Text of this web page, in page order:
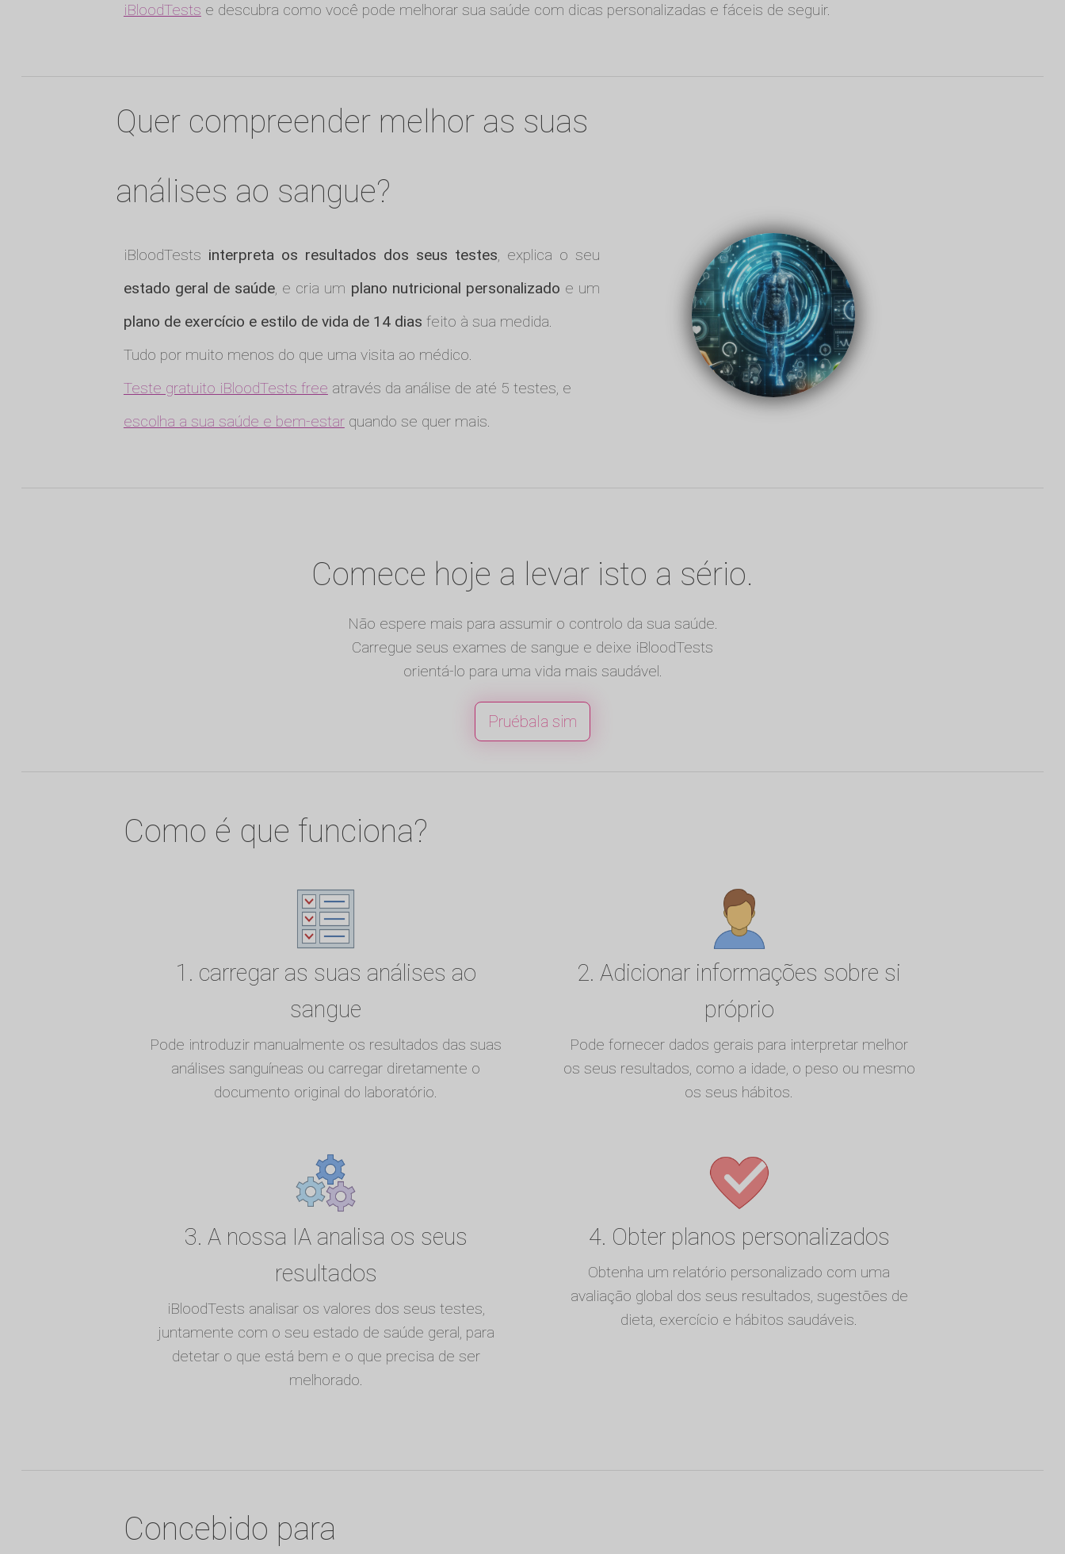
iBloodTests e descubra como você pode melhorar sua saúde com dicas personalizadas e fáceis de seguir.
Quer compreender melhor as suas
análises ao sangue?
iBloodTests interpreta os resultados dos seus testes, explica o seu
estado geral de saúde, e cria um plano nutricional personalizado e um
plano de exercício e estilo de vida de 14 dias feito à sua medida.
Tudo por muito menos do que uma visita ao médico.
Teste gratuito iBloodTests free através da análise de até 5 testes, e
escolha a sua saúde e bem-estarquando se quer mais.
Comece hoje a levar isto a sério.
Não espere mais para assumir o controlo da sua saúde.
Carregue seus exames de sangue e deixe iBloodTests
orientá-lo para uma vida mais saudável.
Pruébala sim
Como é que funciona?
1. carregar as suas análises ao
sangue
Pode introduzir manualmente os resultados das suas
análises sanguíneas ou carregar diretamente o
documento original do laboratório.
2. Adicionar informações sobre si
próprio
Pode fornecer dados gerais para interpretar melhor
os seus resultados, como a idade, o peso ou mesmo
os seus hábitos.
3. A nossa IA analisa os seus
resultados
iBloodTests analisar os valores dos seus testes,
juntamente com o seu estado de saúde geral, para
detetar o que está bem e o que precisa de ser
melhorado.
4. Obter planos personalizados
Obtenha um relatório personalizado com uma
avaliação global dos seus resultados, sugestões de
dieta, exercício e hábitos saudáveis.
Concebido para